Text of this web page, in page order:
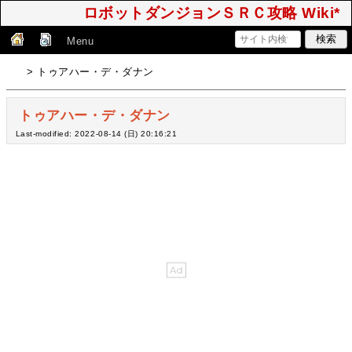
ロボットダンジョンＳＲＣ攻略 Wiki*
Menu
> トゥアハー・デ・ダナン
トゥアハー・デ・ダナン
Last-modified: 2022-08-14 (日) 20:16:21